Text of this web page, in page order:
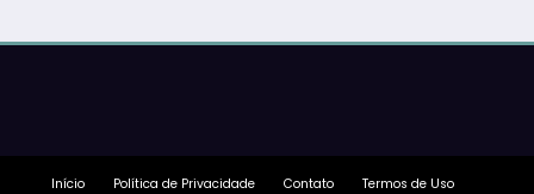
Início Política de Privacidade Contato
Termos de Uso